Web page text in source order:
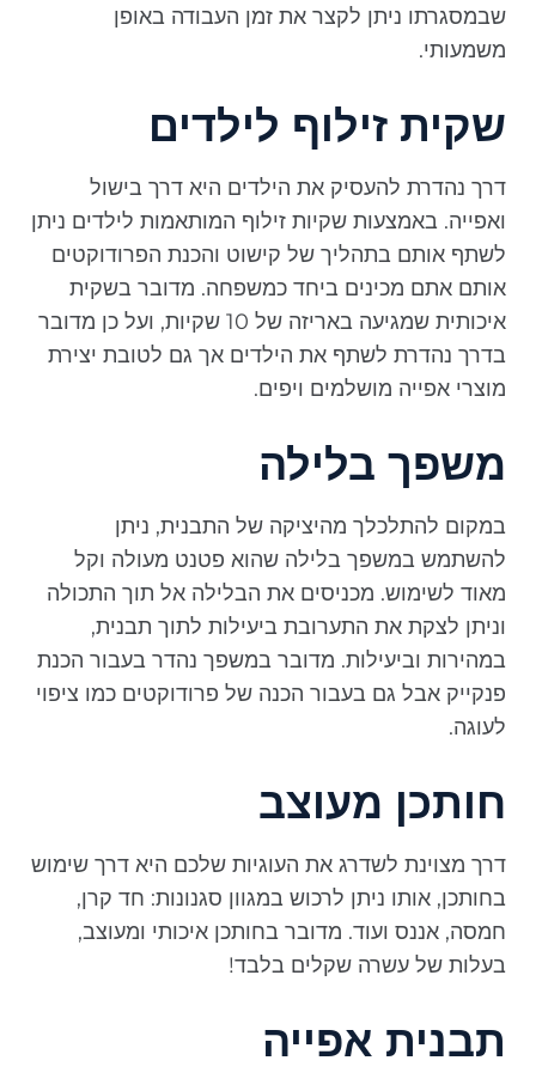
שבמסגרתו ניתן לקצר את זמן העבודה באופן
משמעותי.
שקית זילוף לילדים
דרך נהדרת להעסיק את הילדים היא דרך בישול
ואפייה. באמצעות שקיות זילוף המותאמות לילדים ניתן
לשתף אותם בתהליך של קישוט והכנת הפרודוקטים
אותם אתם מכינים ביחד כמשפחה. מדובר בשקית
איכותית שמגיעה באריזה של 10 שקיות, ועל כן מדובר
בדרך נהדרת לשתף את הילדים אך גם לטובת יצירת
מוצרי אפייה מושלמים ויפים.
משפך בלילה
במקום להתלכלך מהיציקה של התבנית, ניתן
להשתמש במשפך בלילה שהוא פטנט מעולה וקל
מאוד לשימוש. מכניסים את הבלילה אל תוך התכולה
וניתן לצקת את התערובת ביעילות לתוך תבנית,
במהירות וביעילות. מדובר במשפך נהדר בעבור הכנת
פנקייק אבל גם בעבור הכנה של פרודוקטים כמו ציפוי
לעוגה.
חותכן מעוצב
דרך מצוינת לשדרג את העוגיות שלכם היא דרך שימוש
בחותכן, אותו ניתן לרכוש במגוון סגנונות: חד קרן,
חמסה, אננס ועוד. מדובר בחותכן איכותי ומעוצב,
בעלות של עשרה שקלים בלבד!
תבנית אפייה